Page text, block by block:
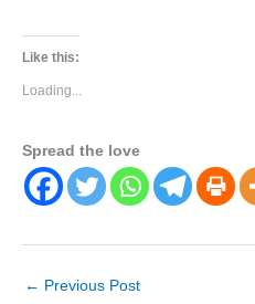
Like this:
Loading...
Spread the love
← Previous Post